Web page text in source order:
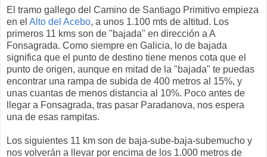
El tramo gallego del Camino de Santiago Primitivo empieza
en el Alto del Acebo, a unos 1.100 mts de altitud. Los
primeros 11 kms son de "bajada" en dirección a A
Fonsagrada. Como siempre en Galicia, lo de bajada
significa que el punto de destino tiene menos cota que el
punto de origen, aunque en mitad de la "bajada" te puedas
encontrar una rampa de subida de 400 metros al 15%, y
unas cuantas de menos distancia al 10%. Poco antes de
llegar a Fonsagrada, tras pasar Paradanova, nos espera
una de esas rampitas.
Los siguientes 11 km son de baja-sube-baja-subemucho y
nos volverán a llevar por encima de los 1.000 metros de